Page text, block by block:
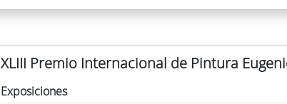
XLIII Premio Internacional de Pintura
Exposiciones